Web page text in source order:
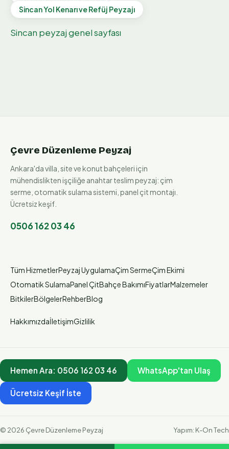
SincanYol Kenarı ve Refüj Peyzajı
Sincan peyzaj genel sayfası
Çevre Düzenleme Peyzaj
Ankara'da villa, site ve konut bahçeleri için
mühendislikten işçiliğe anahtar teslim peyzaj: çim
serme, otomatik sulama sistemi, panel çit montajı.
Ücretsiz keşif.
0506 162 03 46
Tüm HizmetlerPeyzaj UygulamaÇim SermeÇim Ekimi
Otomatik SulamaPanel ÇitBahçe BakımıFiyatlarMalzemeler
BitkilerBölgelerRehberBlog
HakkımızdaİletişimGizlilik
Hemen Ara: 0506 162 03 46 WhatsApp'tan Ulaş
Ücretsiz Keşif İste
© 2026 Çevre Düzenleme Peyzaj Yapım: K-On Tech